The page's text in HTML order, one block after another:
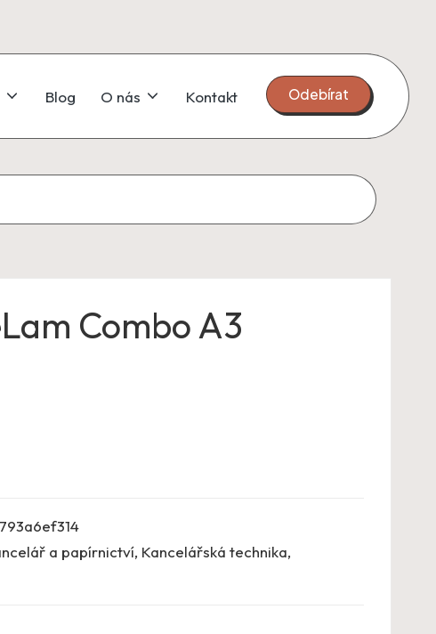
Blog O nás Kontakt Odebírat
Combo A3
a papírnictví, Kancelářská technika,